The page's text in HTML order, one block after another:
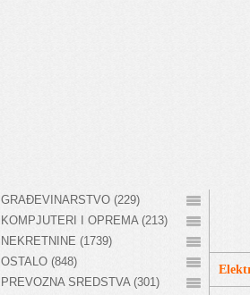
GRAĐEVINARSTVO (229)
KOMPJUTERI I OPREMA (213)
NEKRETNINE (1739)
OSTALO (848)
PREVOZNA SREDSTVA (301)